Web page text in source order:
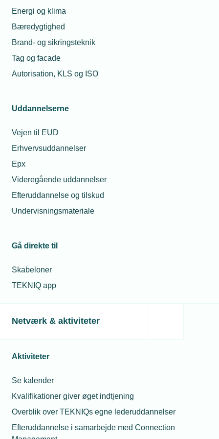
Energi og klima
Bæredygtighed
Brand- og sikringsteknik
Tag og facade
Autorisation, KLS og ISO
Uddannelserne
Vejen til EUD
Erhvervsuddannelser
Epx
Videregående uddannelser
Efteruddannelse og tilskud
Undervisningsmateriale
Gå direkte til
Skabeloner
TEKNIQ app
Netværk & aktiviteter
Aktiviteter
Se kalender
Kvalifikationer giver øget indtjening
Overblik over TEKNIQs egne lederuddannelser
Efteruddannelse i samarbejde med Connection
Overstrømsventil eller cirkulationspumpe?
Relaterede nyheder
samspil mellem energikilder
mulighed for tilslutning af flere energikilder – og en unik
03. marts 2025